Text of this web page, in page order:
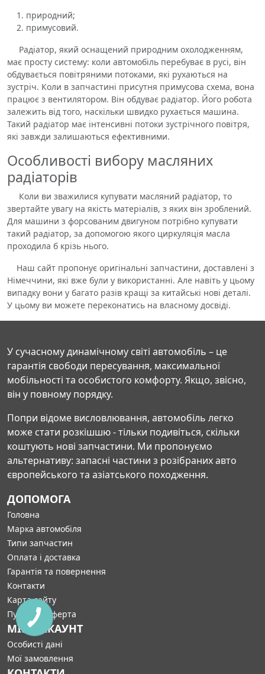
природний;
примусовий.
Радіатор, який оснащений природним охолодженням,
має просту систему: коли автомобіль перебуває в русі, він
обдувається повітряними потоками, які рухаються на
зустріч. Коли в запчастині присутня примусова схема, вона
працює з вентилятором. Він обдуває радіатор. Його робота
залежить від того, наскільки швидко рухається машина.
Такий радіатор має інтенсивні потоки зустрічного повітря,
які завжди залишаються ефективними.
Особливості вибору масляних
радіаторів
Коли ви зважилися купувати масляний радіатор, то
звертайте увагу на якість матеріалів, з яких він зроблений.
Для машини з форсованим двигуном потрібно купувати
такий радіатор, за допомогою якого циркуляція масла
проходила б крізь нього.
Наш сайт пропонує оригінальні запчастини, доставлені з
Німеччини, які вже були у використанні. Але навіть у цьому
випадку вони у багато разів кращі за китайські нові деталі.
У цьому ви можете переконатись на власному досвіді.
У сучасному динамічному світі автомобіль – це
гарантія свободи пересування, максимальної
мобільності та особистого комфорту. Якщо, звісно,
він у повному порядку.
Попри відоме висловлювання, автомобіль легко
може стати розкішшю - тільки подивіться, скільки
коштують нові запчастини. Ми пропонуємо
альтернативу: запасні частини з розібраних авто
європейського та азіатського походження.
ДОПОМОГА
Головна
Марка автомобіля
Типи запчастин
Оплата і доставка
Гарантія та повернення
Контакти
Карта сайту
Публічна оферта
МІЙ АККАУНТ
Особисті дані
Мої замовлення